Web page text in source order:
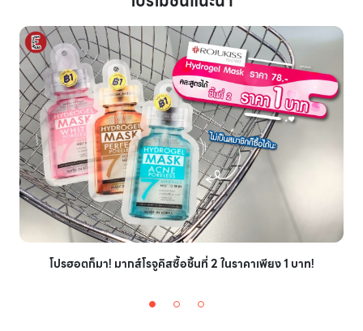
โปรฮอตก็มา! มากส์โรจูคิสซื้อชิ้นที่ 2 ในราคาเพียง 1 บาท!